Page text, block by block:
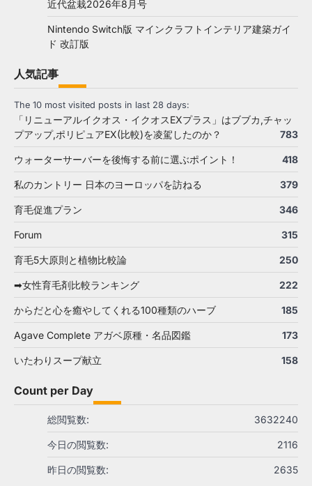
近代盆栽2026年8月号
Nintendo Switch版 マインクラフトインテリア建築ガイ
ド 改訂版
人気記事
The 10 most visited posts in last 28 days:
「リニューアルイクオス・イクオスEXプラス」はブブカ,チャッ
プアップ,ポリピュアEX(比較)を凌駕したのか？
783
ウォーターサーバーを後悔する前に選ぶポイント！ 418
私のカントリー 日本のヨーロッパを訪ねる 379
育毛促進プラン 346
Forum 315
育毛5大原則と植物比較論 250
➡女性育毛剤比較ランキング 222
からだと心を癒やしてくれる100種類のハーブ 185
Agave Complete アガベ原種・名品図鑑 173
いたわりスープ献立 158
Count per Day
3632240
総閲覧数:
2116
今日の閲覧数:
2635
昨日の閲覧数: